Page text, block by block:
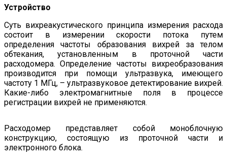
Устройство
Суть вихреакустического принципа измерения расхода
состоит в измерении скорости потока путем
определения частоты образования вихрей за телом
обтекания, установленным в проточной части
расходомера. Определение частоты вихреобразования
производится при помощи ультразвука, имеющего
частоту 1 МГц, – ультразвуковое детектирование вихрей.
Какие-либо электромагнитные поля в процессе
регистрации вихрей не применяются.
Расходомер представляет собой моноблочную
конструкцию, состоящую из проточной части и
электронного блока.